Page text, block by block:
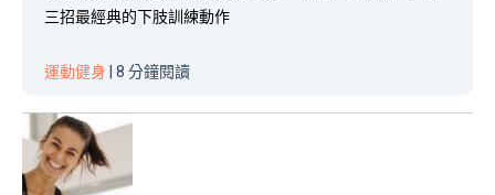
三招最經典的下肢訓練動作
運動健身 | 8 分鐘閱讀